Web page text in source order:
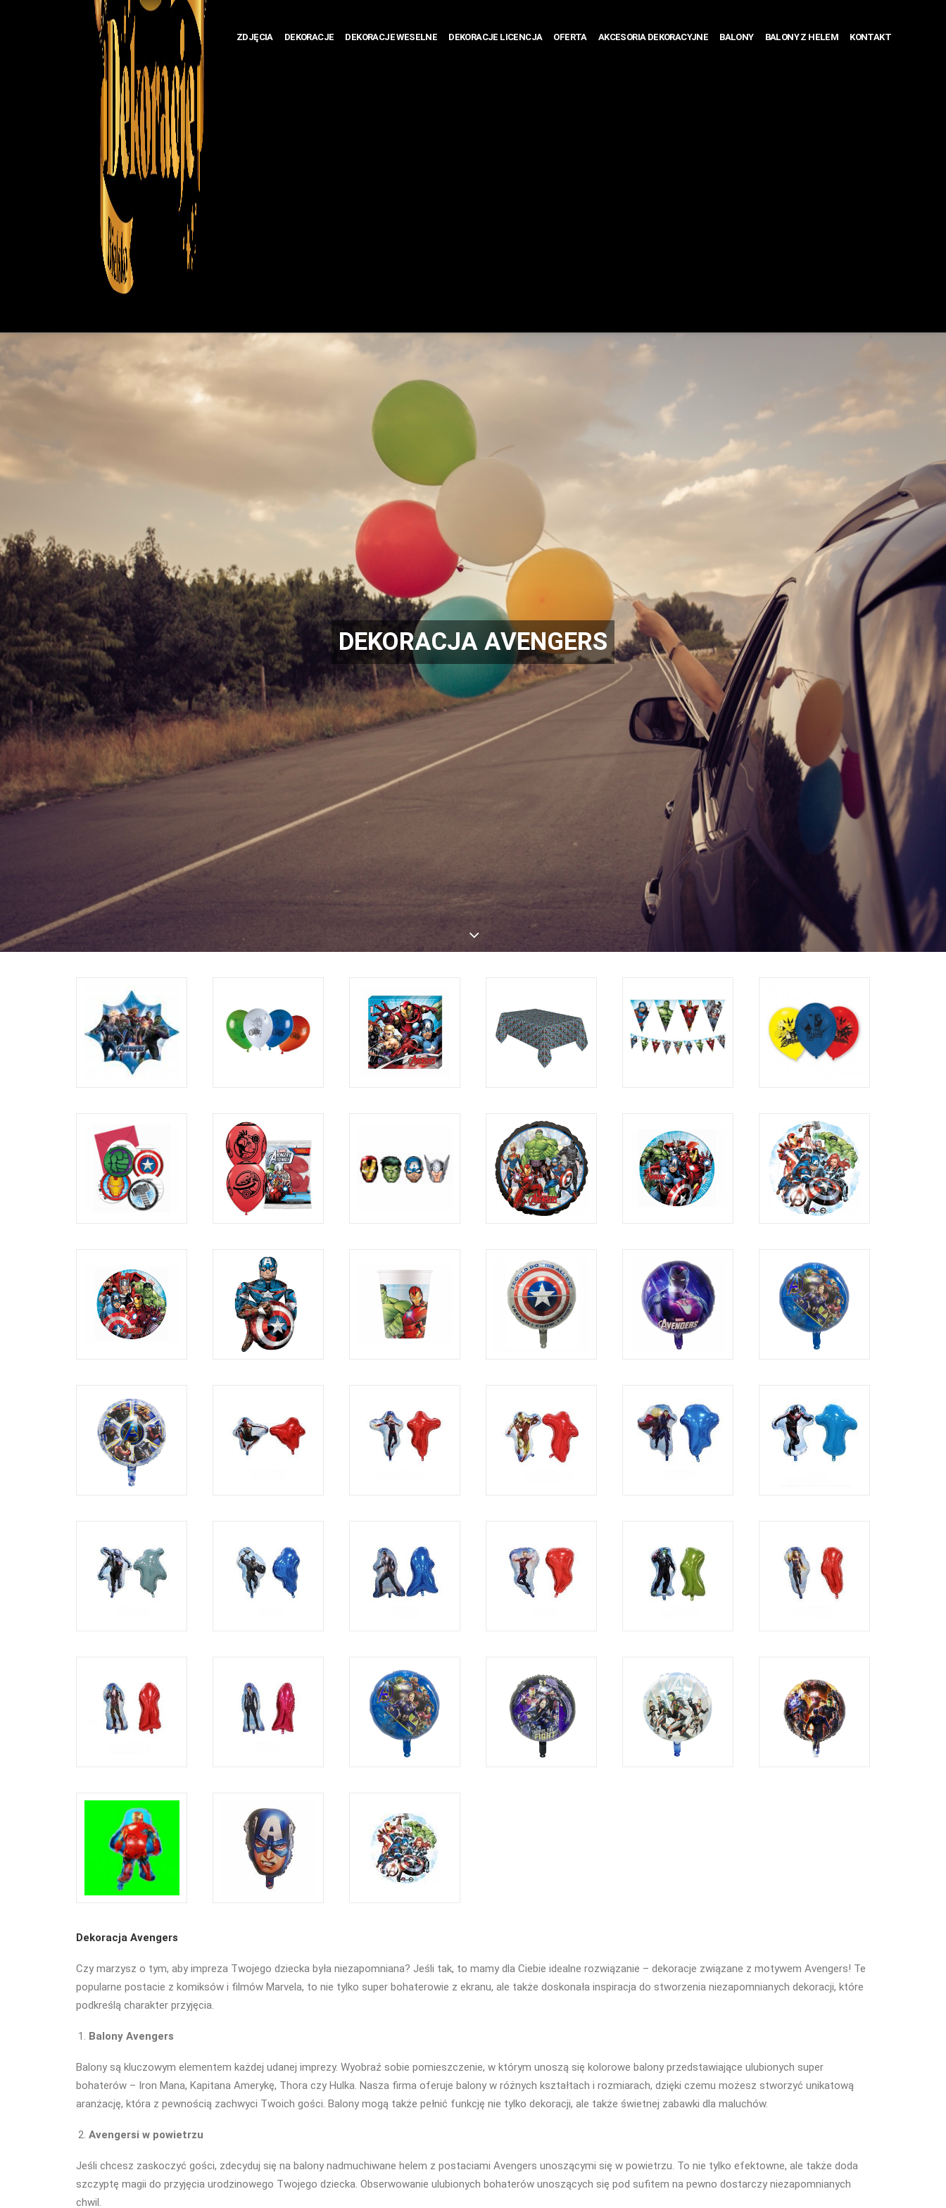
ZDJĘCIA DEKORACJE DEKORACJE WESELNE DEKORACJE LICENCJA OFERTA AKCESORIA DEKORACYJNE BALONY BALONY Z HELEM KONTAKT
DEKORACJA AVENGERS
Dekoracja Avengers
Czy marzysz o tym, aby impreza Twojego dziecka była niezapomniana? Jeśli tak, to mamy dla Ciebie idealne rozwiązanie – dekoracje związane z motywem Avengers! Te
popularne postacie z komiksów i filmów Marvela, to nie tylko super bohaterowie z ekranu, ale także doskonała inspiracja do stworzenia niezapomnianych dekoracji, które
podkreślą charakter przyjęcia.
Balony Avengers
Balony są kluczowym elementem każdej udanej imprezy. Wyobraź sobie pomieszczenie, w którym unoszą się kolorowe balony przedstawiające ulubionych super
bohaterów – Iron Mana, Kapitana Amerykę, Thora czy Hulka. Nasza firma oferuje balony w różnych kształtach i rozmiarach, dzięki czemu możesz stworzyć unikatową
aranżację, która z pewnością zachwyci Twoich gości. Balony mogą także pełnić funkcję nie tylko dekoracji, ale także świetnej zabawki dla maluchów.
Avengersi w powietrzu
Jeśli chcesz zaskoczyć gości, zdecyduj się na balony nadmuchiwane helem z postaciami Avengers unoszącymi się w powietrzu. To nie tylko efektowne, ale także doda
szczyptę magii do przyjęcia urodzinowego Twojego dziecka. Obserwowanie ulubionych bohaterów unoszących się pod sufitem na pewno dostarczy niezapomnianych
chwil.